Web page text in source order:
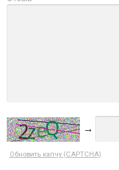
→
Обновить капчу (CAPTCHA)